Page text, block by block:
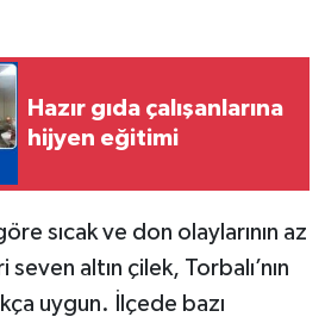
Hazır gıda çalışanlarına
hijyen eğitimi
sıcak ve don olaylarının az
altın çilek, Torbalı’nın
uygun. İlçede bazı